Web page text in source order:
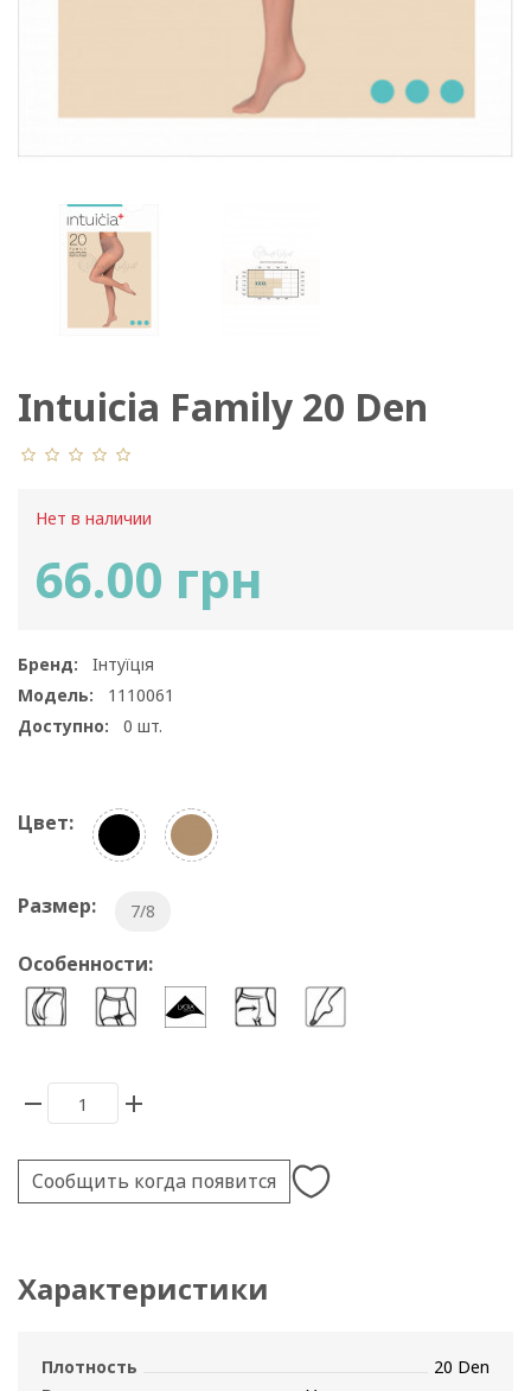
Intuicia Family 20 Den
Нет в наличии
66.00 грн
Бренд:
Інтуїція
Модель:
1110061
Доступно:
0 шт.
Цвет:
Размер: 7/8
Особенности:
Сообщить когда появится
Характеристики
Плотность
20 Den